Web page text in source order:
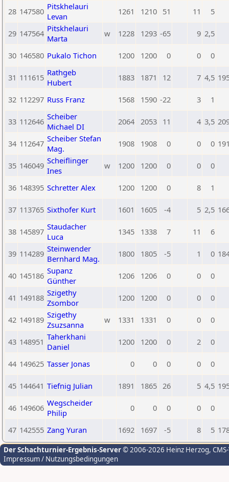
28 147580 Pitskhelauri
Levan
1261 1210 51 11 5
29 147564 Pitskhelauri
Marta
w 1228 1293 -65 9 2,5
30 146580 Pukalo Tichon 1200 1200 0 0 0
31 111615 Rathgeb
Hubert
1883 1871 12 7 4,5
32 112297 Russ Franz 1568 1590 -22 3 1
33 112646 Scheiber
Michael DI
2064 2053 11 4 3,5
34 112647 Scheiber Stefan
Mag.
1908 1908 0 0 0
35 146049 Scheiflinger
Ines
w 1200 1200 0 0 0
36 148395 Schretter Alex 1200 1200 0 8 1
37 113765 Sixthofer Kurt 1601 1605 -4 5 2,5
38 145897 Staudacher
Luca
1345 1338 7 11 6
39 114289 Steinwender
Bernhard Mag.
1800 1805 -5 1 0
40 145186 Supanz
Günther
1206 1206 0 0 0
41 149188 Szigethy
Zsombor
1200 1200 0 0 0
42 149189 Szigethy
Zsuzsanna
w 1331 1331 0 0 0
43 148951 Taherkhani
Daniel
1200 1200 0 2 0
44 149625 Tasser Jonas 0 0 0 0 0
45 144641 Tiefnig Julian 1891 1865 26 5 4,5
46 149606 Wegscheider
Philip
0 0 0 0 0
47 142555 Zang Yuran 1692 1697 -5 8 5
Der Schachturnier-Ergebnis-Server© 2006-2026 Heinz Herzog,
Impressum / Nutzungsbedingungen